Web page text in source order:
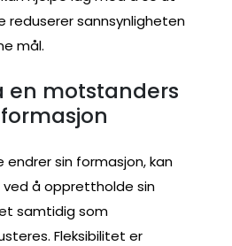
reduserer sannsynligheten
mål.
en motstanders
sin formasjon, kan
å opprettholde sin
samtidig som
Fleksibilitet er